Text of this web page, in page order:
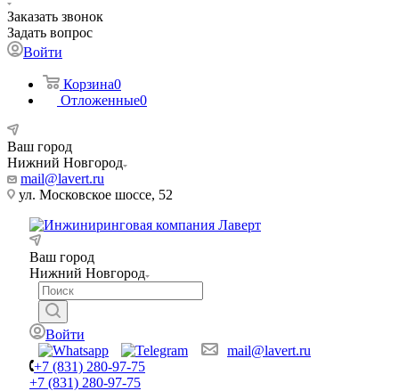
Заказать звонок
Задать вопрос
Войти
Корзина0
Отложенные0
Ваш город
Нижний Новгород
mail@lavert.ru
ул. Московское шоссе, 52
Ваш город
Нижний Новгород
Войти
mail@lavert.ru
+7 (831) 280-97-75
+7 (831) 280-97-75